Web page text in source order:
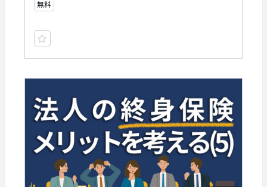
無料